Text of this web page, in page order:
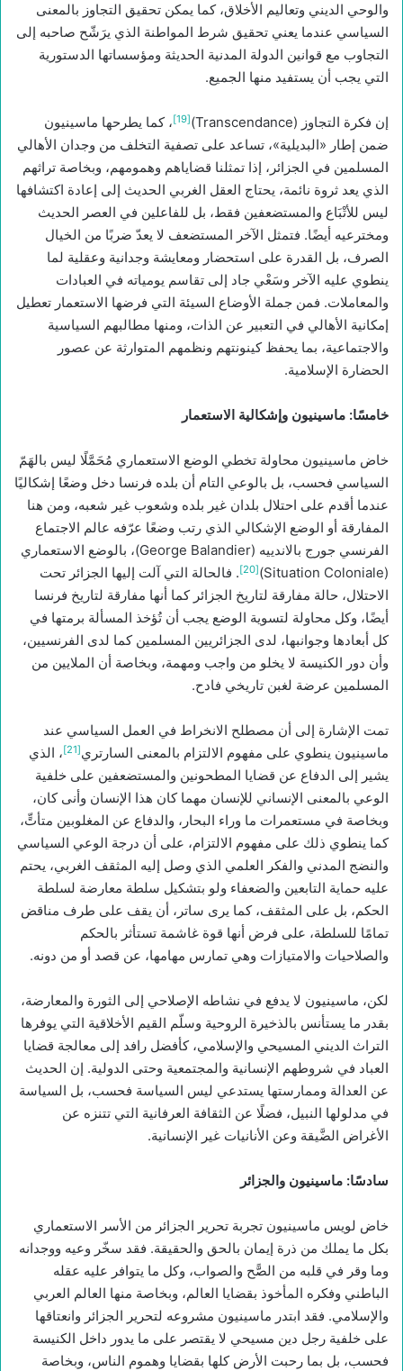
والوحي الديني وتعاليم الأخلاق، كما يمكن تحقيق التجاوز بالمعنى
السياسي عندما يعني تحقيق شرط المواطنة الذي يرَشّح صاحبه إلى
التجاوب مع قوانين الدولة المدنية الحديثة ومؤسساتها الدستورية
التي يجب أن يستفيد منها الجميع.
إن فكرة التجاوز (Transcendance) [19]
، كما يطرحها ماسينيون
ضمن إطار «البديلية»، تساعد على تصفية التخلف من وجدان الأهالي
المسلمين في الجزائر، إذا تمثلنا قضاياهم وهمومهم، وبخاصة تراثهم
الذي يعد ثروة نائمة، يحتاج العقل الغربي الحديث إلى إعادة اكتشافها
ليس للأتْبَاع والمستضعفين فقط، بل للفاعلين في العصر الحديث
ومخترعيه أيضًا. فتمثل الآخر المستضعف لا يعدّ ضربًا من الخيال
الصرف، بل القدرة على استحضار ومعايشة وجدانية وعقلية لما
ينطوي عليه الآخر وسَعْي جاد إلى تقاسم يومياته في العبادات
والمعاملات. فمن جملة الأوضاع السيئة التي فرضها الاستعمار تعطيل
إمكانية الأهالي في التعبير عن الذات، ومنها مطالبهم السياسية
والاجتماعية، بما يحفظ كينونتهم ونظمهم المتوارثة عن عصور
الحضارة الإسلامية.
خامسًا: ماسينيون وإشكالية الاستعمار
خاض ماسينيون محاولة تخطي الوضع الاستعماري مُحَمَّلًا ليس بالهَمّ
السياسي فحسب، بل بالوعي التام أن بلده فرنسا دخل وضعًا إشكاليًا
عندما أقدم على احتلال بلدان غير بلده وشعوب غير شعبه، ومن هنا
المفارقة أو الوضع الإشكالي الذي رتب وضعًا عرّفه عالم الاجتماع
الفرنسي جورج بالاندييه (George Balandier)، بالوضع الاستعماري
(Situation Coloniale)
[20]
. فالحالة التي آلت إليها الجزائر تحت
الاحتلال، حالة مفارقة لتاريخ الجزائر كما أنها مفارقة لتاريخ فرنسا
أيضًا، وكل محاولة لتسوية الوضع يجب أن تُؤخذ المسألة برمتها في
كل أبعادها وجوانبها، لدى الجزائريين المسلمين كما لدى الفرنسيين،
وأن دور الكنيسة لا يخلو من واجب ومهمة، وبخاصة أن الملايين من
المسلمين عرضة لغبن تاريخي فادح.
تمت الإشارة إلى أن مصطلح الانخراط في العمل السياسي عند
ماسينيون ينطوي على مفهوم الالتزام بالمعنى السارتري[21]
، الذي
يشير إلى الدفاع عن قضايا المطحونين والمستضعفين على خلفية
الوعي بالمعنى الإنساني للإنسان مهما كان هذا الإنسان وأنى كان،
وبخاصة في مستعمرات ما وراء البحار، والدفاع عن المغلوبين متأتٍّ،
كما ينطوي ذلك على مفهوم الالتزام، على أن درجة الوعي السياسي
والنضج المدني والفكر العلمي الذي وصل إليه المثقف الغربي، يحتم
عليه حماية التابعين والضعفاء ولو بتشكيل سلطة معارضة لسلطة
الحكم، بل على المثقف، كما يرى ساتر، أن يقف على طرف مناقض
تمامًا للسلطة، على فرض أنها قوة غاشمة تستأثر بالحكم
والصلاحيات والامتيازات وهي تمارس مهامها، عن قصد أو من دونه.
لكن، ماسينيون لا يدفع في نشاطه الإصلاحي إلى الثورة والمعارضة،
بقدر ما يستأنس بالذخيرة الروحية وسلّم القيم الأخلاقية التي يوفرها
التراث الديني المسيحي والإسلامي، كأفضل رافد إلى معالجة قضايا
العباد في شروطهم الإنسانية والمجتمعية وحتى الدولية. إن الحديث
عن العدالة وممارستها يستدعي ليس السياسة فحسب، بل السياسة
في مدلولها النبيل، فضلًا عن الثقافة العرفانية التي تتنزه عن
الأغراض الضَّيقة وعن الأنانيات غير الإنسانية.
سادسًا: ماسينيون والجزائر
خاض لويس ماسينيون تجربة تحرير الجزائر من الأسر الاستعماري
بكل ما يملك من ذرة إيمان بالحق والحقيقة. فقد سخّر وعيه ووجدانه
وما وقر في قلبه من الصًّح والصواب، وكل ما يتوافر عليه عقله
الباطني وفكره المأخوذ بقضايا العالم، وبخاصة منها العالم العربي
والإسلامي. فقد ابتدر ماسينيون مشروعه لتحرير الجزائر وانعتاقها
على خلفية رجل دين مسيحي لا يقتصر على ما يدور داخل الكنيسة
فحسب، بل بما رحبت الأرض كلها بقضايا وهموم الناس، وبخاصة